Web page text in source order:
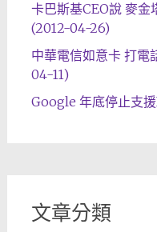
卡巴斯基CEO說 麥金
(2012-04-26)
中華電信如意卡 打電
04-11)
Google 年底停止支
文章分類